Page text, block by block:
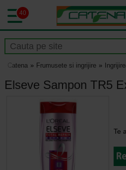
40
Catena Frumusete si ingrijire
Elseve Sampon TR5
Te